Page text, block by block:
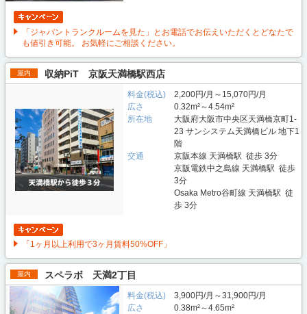
「ジャパントランクルームを見た」とお電話でお伝えいただくとどなたで
も値引き可能。 お気軽にご相談ください。
屋内 収納PiT 京阪天満橋駅西店
料金(税込)
2,200円/月～15,070円/月
広さ
0.32m²～4.54m²
所在地
大阪府大阪市中央区天満橋京町1-
23 サンシステム天満橋ビル 地下1
階
交通
京阪本線 天満橋駅 徒歩 3分
京阪電鉄中之島線 天満橋駅 徒歩
3分
Osaka Metro谷町線 天満橋駅 徒
歩 3分
「1ヶ月以上利用で3ヶ月賃料50%OFF」
屋内 スペラボ 天満2丁目
料金(税込)
3,900円/月～31,900円/月
広さ
0.38m²～4.65m²